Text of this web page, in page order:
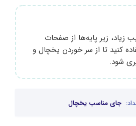
زیاد، زیر پایه‌ها از صفحات
کنید تا از سر خوردن یخچال و
شود.
جای مناسب یخچال